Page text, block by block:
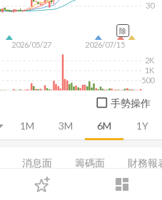
dashboard
登入
1M 3M 6M 1Y
2026/05/27 2026/07/15
30
500
1K
2K
除
手勢操作
消息面 籌碼面 財務報
基本概況